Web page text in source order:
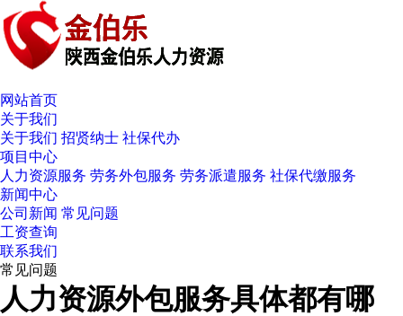
网站首页
关于我们
关于我们 招贤纳士 社保代办
项目中心
人力资源服务 劳务外包服务 劳务派遣服务 社保代缴服务
新闻中心
公司新闻 常见问题
工资查询
联系我们
常见问题
人力资源外包服务具体都有哪